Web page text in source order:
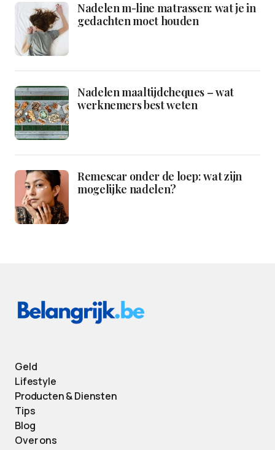
Nadelen m-line matrassen: wat je in
gedachten moet houden
Nadelen maaltijdcheques – wat
werknemers best weten
Remescar onder de loep: wat zijn
mogelijke nadelen?
Geld
Lifestyle
Producten & Diensten
Tips
Blog
Over ons